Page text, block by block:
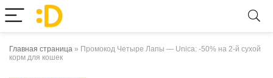
Главная страница » Промокод Четыре Лапы — Unica: -50% на 2-й сухой
корм для кошек